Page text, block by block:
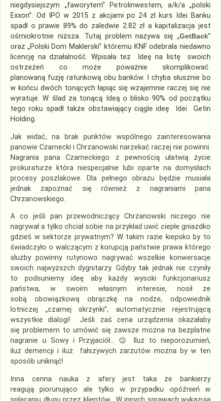
niegdysiejszym „faworytem” Petrolinwestem, a/k/a „polski
Exxon”. Od IPO w 2015 z akcjami po 24 zł kurs Idei Banku
spadł o prawie 89% do zaledwie 2.82 zł a kapitalizacja jest
ośmiokrotnie niższa. Tutaj problem nazywa się „GetBack”
oraz „Polski Dom Maklerski” któremu KNF odebrała niedawno
licencję na działalność. Wpisała też Ideę na listę swoich
ostrzeżeń co może poważnie skomplikować
planowaną fuzję ratunkową obu banków. I chyba słusznie bo
w końcu dwóch tonących łapiąc się wzajemnie raczej się nie
wyratuje. W ślad za tonącą Ideą o blisko 90% od początku
tego roku spadł także obstawiający ciągle ideę Idei Getin
Holding.
Jak widać, na brak punktów wspólnego zainteresowania
panowie Czarnecki i Chrzanowski narzekać raczej nie powinni.
Nagrania pana Czarneckiego z pewnością ułatwią życie
prokuraturze która niespecjalnie lubi oparte na domysłach
procesy poszlakowe. Dla pełnego obrazu będzie musiała
jednak zapoznać się również z nagraniami pana
Chrzanowskiego.
A co jeśli pan przewodniczący Chrzanowski niczego nie
nagrywał a tylko chciał sobie na przykład uwić ciepłe gniazdko
gdzieś w sektorze prywatnym? W takim razie kiepsko by to
świadczyło o walczącym z korupcją państwie prawa którego
służby powinny rutynowo nagrywać wszelkie konwersacje
swoich najwyższch dygnitarzy. Gdyby tak jednak nie czyniły
to podsuniemy ideę aby każdy wysoki funkcjonariusz
państwa, w swoim własnym interesie, nosił ze
sobą obowiązkową obrączkę na nodze, odpowiednik
lotniczej „czarnej skrzynki”, automatycznie rejestrującą
wszystkie dialogi! Jeśli zaś cena urządzenia okazałaby
się problemem to umówić się zawsze można na bezpłatne
nagranie u Sowy i Przyjaciół… 😉 Iluż to nieporozumień,
iluż demencji i iluż fałszywych zarzutów można by w ten
sposób uniknąć!
Inna cenna nauka z afery jest taka że bankierzy
reagują piorunująco ale tylko w przypadku opóźnień w